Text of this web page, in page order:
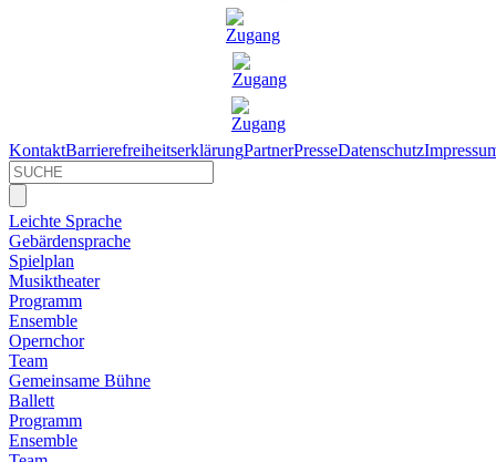
KontaktBarrierefreiheitserklärungPartnerPresseDatenschutz
Leichte Sprache
Gebärdensprache
Spielplan
Musiktheater
Programm
Ensemble
Opernchor
Team
Gemeinsame Bühne
Ballett
Programm
Ensemble